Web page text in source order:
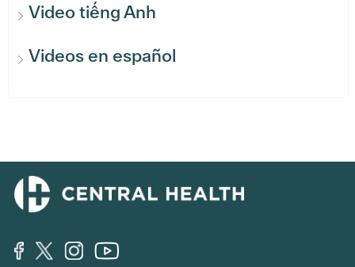
Video tiếng Anh
Videos en español